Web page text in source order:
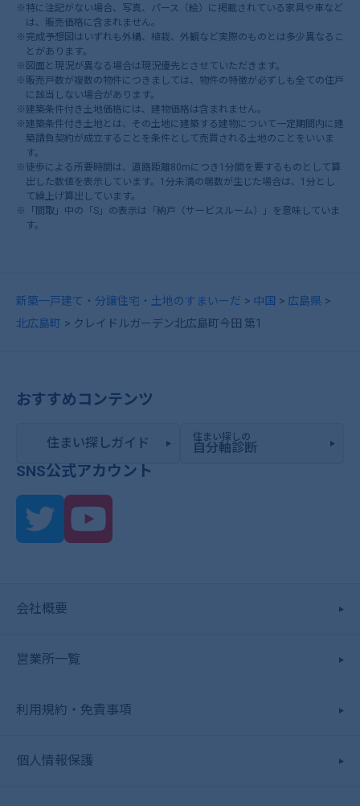
新築一戸建て・分譲住宅・土地のすまいーだ 中国
広島県
北広島町
クレイドルガーデン北広島町今田 第1
※特に注記がない場合、写真、パース（絵）に掲載されている家具や車など
は、販売価格に含まれません。
※完成予想図はいずれも外構、植栽、外観など実際のものとは多少異なるこ
とがあります。
※図面と現況が異なる場合は現況優先とさせていただきます。
※販売戸数が複数の物件につきましては、物件の特徴が必ずしも全ての住戸
に該当しない場合があります。
※建築条件付き土地価格には、建物価格は含まれません。
※建築条件付き土地とは、その土地に建築する建物について一定期間内に建
築請負契約が成立することを条件として売買される土地のことをいいま
す。
※徒歩による所要時間は、道路距離80mにつき1分間を要するものとして算
出した数値を表示しています。1分未満の端数が生じた場合は、1分とし
て繰上げ算出しています。
※「間取」中の「S」の表示は「納戸（サービスルーム）」を意味していま
す。
おすすめコンテンツ
住まい探しガイド 住まい探しの
自分軸診断
SNS公式アカウント
会社概要
営業所一覧
利用規約・免責事項
個人情報保護